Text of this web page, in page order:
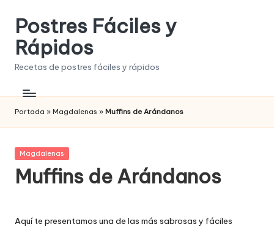
Saltar
contenido
Postres Fáciles y
Rápidos
Recetas de postres fáciles y rápidos
Portada » Magdalenas » Muffins de Arándanos
Publicada
Magdalenas
Muffins de Arándanos
Aquí te presentamos una de las más sabrosas y fáciles